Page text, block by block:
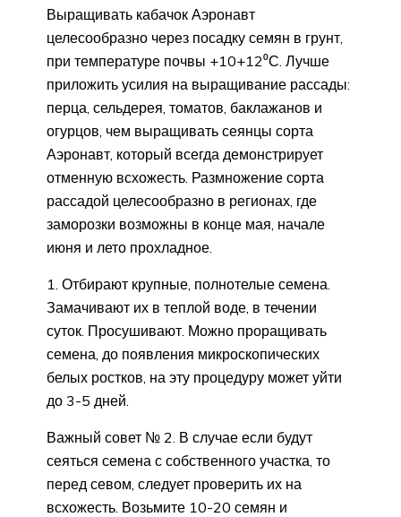
Выращивать кабачок Аэронавт
целесообразно через посадку семян в грунт,
при температуре почвы +10+12⁰С. Лучше
приложить усилия на выращивание рассады:
перца, сельдерея, томатов, баклажанов и
огурцов, чем выращивать сеянцы сорта
Аэронавт, который всегда демонстрирует
отменную всхожесть. Размножение сорта
рассадой целесообразно в регионах, где
заморозки возможны в конце мая, начале
июня и лето прохладное.
Отбирают крупные, полнотелые семена.
Замачивают их в теплой воде, в течении
суток. Просушивают. Можно проращивать
семена, до появления микроскопических
белых ростков, на эту процедуру может уйти
до 3-5 дней.
Важный совет № 2. В случае если будут
сеяться семена с собственного участка, то
перед севом, следует проверить их на
всхожесть. Возьмите 10-20 семян и